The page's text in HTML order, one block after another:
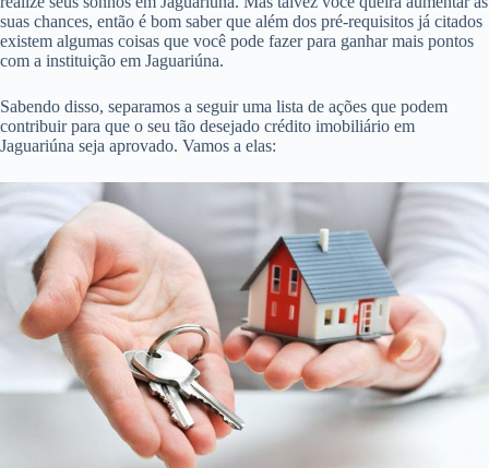
suas chances, então é bom saber que além dos pré-requisitos já citados
existem algumas coisas que você pode fazer para ganhar mais pontos
com a instituição em Jaguariúna.
Sabendo disso, separamos a seguir uma lista de ações que podem
contribuir para que o seu tão desejado crédito imobiliário em
Jaguariúna seja aprovado. Vamos a elas: